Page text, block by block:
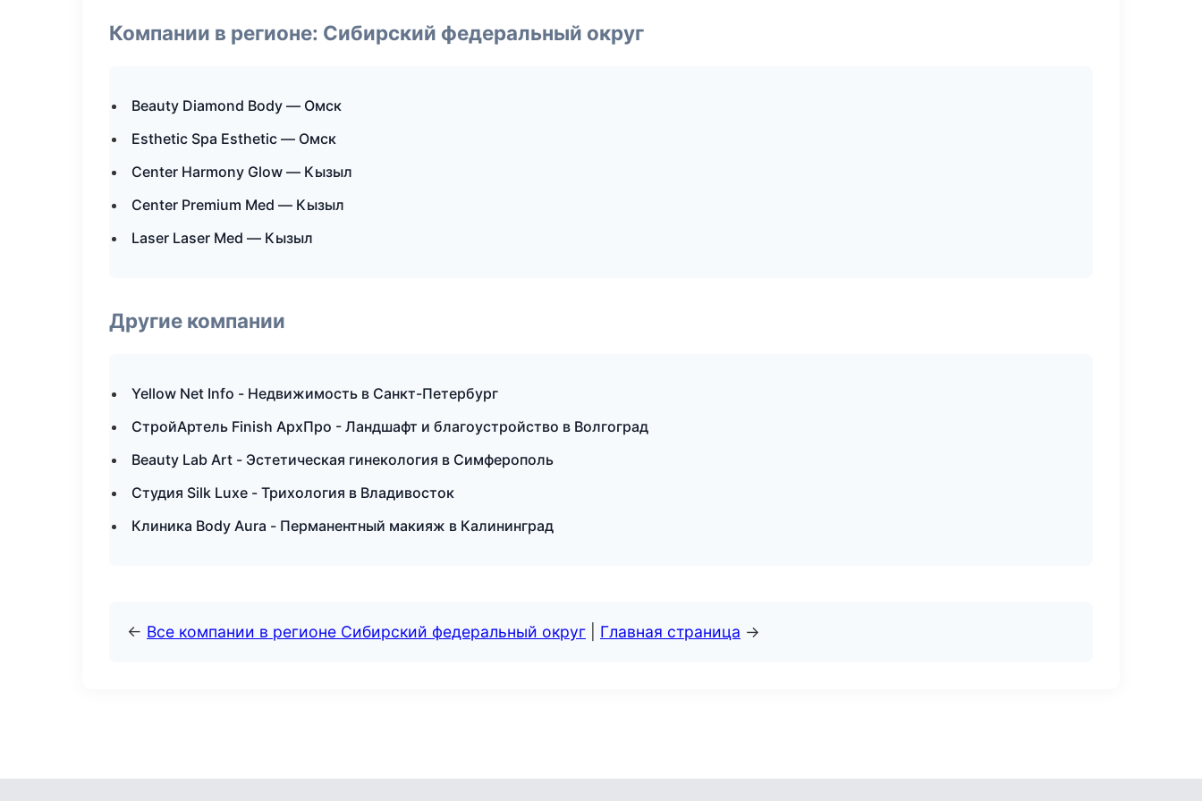
Компании в регионе: Сибирский федеральный округ
Beauty Diamond Body — Омск
Esthetic Spa Esthetic — Омск
Center Harmony Glow — Кызыл
Center Premium Med — Кызыл
Laser Laser Med — Кызыл
Другие компании
Yellow Net Info - Недвижимость в Санкт-Петербург
СтройАртель Finish АрхПро - Ландшафт и благоустройство в Волгоград
Beauty Lab Art - Эстетическая гинекология в Симферополь
Студия Silk Luxe - Трихология в Владивосток
Клиника Body Aura - Перманентный макияж в Калининград
← Все компании в регионе Сибирский федеральный округ Главная страница →